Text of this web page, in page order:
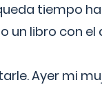
tiempo
un libro con
Ayer mi